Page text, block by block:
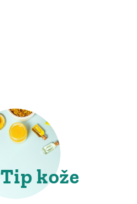
Tip kože